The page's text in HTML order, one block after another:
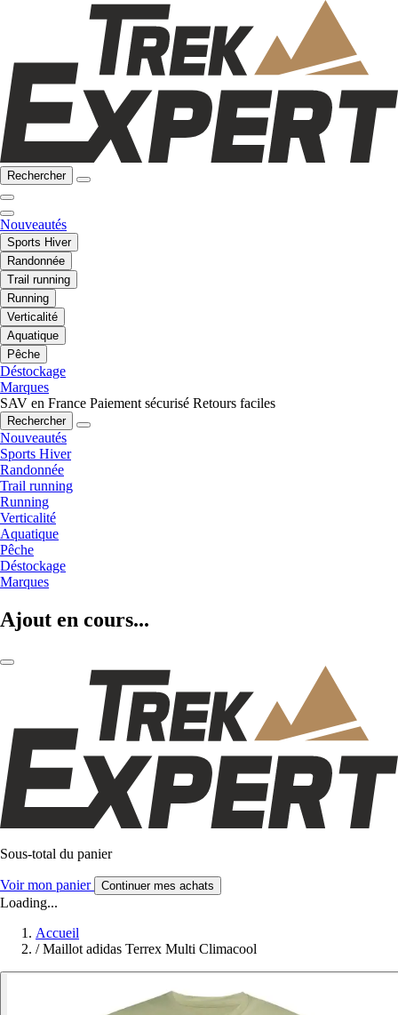
Rechercher
Nouveautés
Sports Hiver
Randonnée
Trail running
Running
Verticalité
Aquatique
Pêche
Déstockage
Marques
SAV en France Paiement sécurisé Retours faciles
Rechercher
Nouveautés
Sports Hiver
Randonnée
Trail running
Running
Verticalité
Aquatique
Pêche
Déstockage
Marques
Ajout en cours...
Sous-total du panier
Voir mon panier Continuer mes achats
Loading...
Accueil
/ Maillot adidas Terrex Multi Climacool